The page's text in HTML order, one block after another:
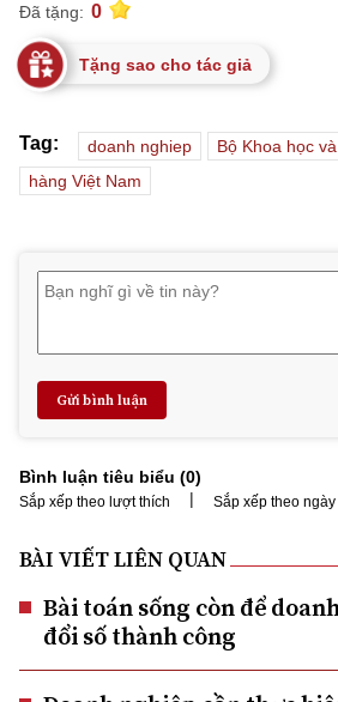
Đã tặng: 0
Tặng sao cho tác giả
Tag: doanh nghiep
Bộ Khoa học
hàng Việt Nam
Gửi bình luận
Bình luận tiêu biểu (0)
Sắp xếp theo lượt thích | Sắp xếp theo ngày
BÀI VIẾT LIÊN QUAN
Bài toán sống còn để
đổi số thành công